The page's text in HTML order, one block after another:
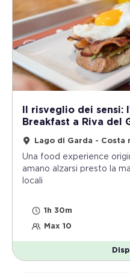
Il risveglio dei
Breakfast a Riva del
Lago di Garda - Costa
Una food experience
amano alzarsi presto la
locali
1h 30m
Max 10